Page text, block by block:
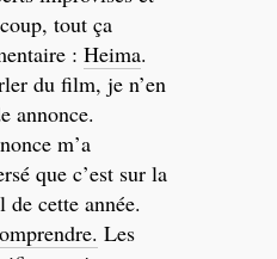
tout ça
: Heima.
du film, je n’en
annonce.
m’a
que c’est sur la
cette année.
Les